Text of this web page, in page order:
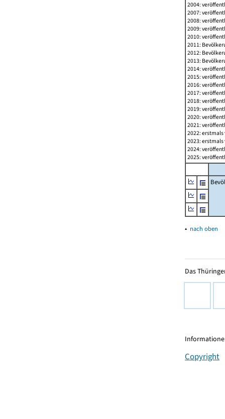
2004:
2007:
2008:
2009:
2010:
2011:
2012:
2013:
2014:
2015:
2016:
2017:
2018:
2019:
2020:
2021:
2022:
2023:
2024:
2025:
▴ nach oben
Das
Copyright